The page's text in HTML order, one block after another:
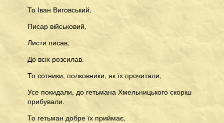
То Іван Виговський,
Писар військовий,
Листи писав,
До всіх розсилав.
То сотники, полковники, як їх прочитали,
Усе покидали, до гетьмана Хмельницького скоріш
прибували.
То гетьман добре їх приймає,